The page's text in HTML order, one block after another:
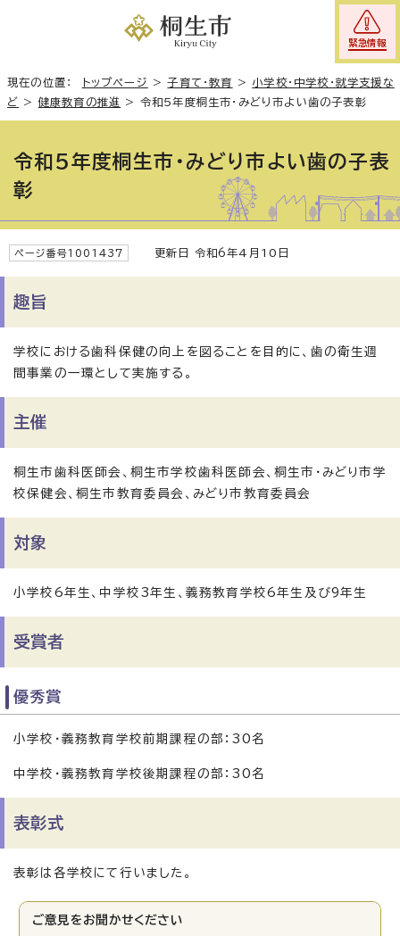
緊急情報
現在の位置： トップページ >子育て・教育 > 小学校・中学校・就学支援な
ど > 健康教育の推進 > 令和5年度桐生市・みどり市よい歯の子表彰
令和5年度桐生市・みどり市よい歯の子表
彰
ページ番号1001437 更新日 令和6年4月10日
趣旨
学校における歯科保健の向上を図ることを目的に、歯の衛生週
間事業の一環として実施する。
主催
桐生市歯科医師会、桐生市学校歯科医師会、桐生市・みどり市学
校保健会、桐生市教育委員会、みどり市教育委員会
対象
小学校6年生、中学校3年生、義務教育学校6年生及び9年生
受賞者
優秀賞
小学校・義務教育学校前期課程の部：30名
中学校・義務教育学校後期課程の部：30名
表彰式
表彰は各学校にて行いました。
ご意見をお聞かせください